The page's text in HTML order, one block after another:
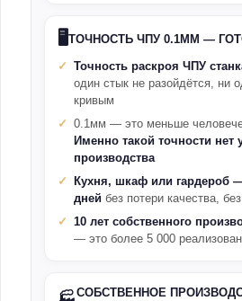
🖥️ ТОЧНОСТЬ ЧПУ 0.1ММ —
Точность раскроя ЧПУ
один стык не разойдётся, ни
кривым
0.1мм — это меньше
Именно такой точности нет
производства
Кухня, шкаф или гардероб
дней без потери качества,
10 лет собственного
— это более 5 000
СОБСТВЕННОЕ